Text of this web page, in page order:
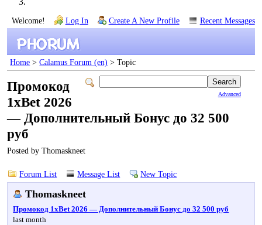
Welcome! Log In Create A New Profile Recent Messages
Home >Calamus Forum (en) > Topic
Advanced
Промокод
1xBet 2026
— Дополнительный Бонус до 32 500
руб
Posted by Thomaskneet
Forum List Message List New Topic
Thomaskneet
Промокод 1xBet 2026 — Дополнительный Бонус до 32 500 руб
last month